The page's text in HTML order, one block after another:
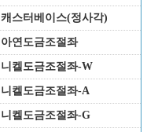
캐스터베이스(정사각)
아연도금조절좌
니켈도금조절좌-W
니켈도금조절좌-A
니켈도금조절좌-G